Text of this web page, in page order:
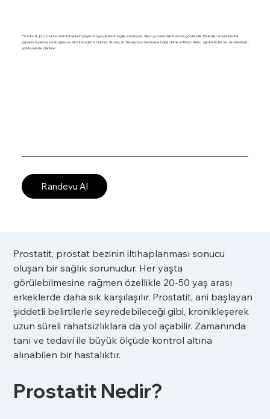
Prostatit, prostat bezinin iltihaplanmasıyla ortaya çıkan bir sağlık sorunudur. Akut ya da kronik formda görülebilir. Belirtiler arasında idrar
yaparken yanma, kasık ağrısı ve sık idrara çıkma bulunur. Tedavi, enfeksiyonun nedenine bağlı olarak antibiyotikler, ağrı kesiciler ve destekleyici
yöntemlerle planlanır.
Randevu Al
Prostatit, prostat bezinin iltihaplanması sonucu
oluşan bir sağlık sorunudur. Her yaşta
görülebilmesine rağmen özellikle 20-50 yaş arası
erkeklerde daha sık karşılaşılır. Prostatit, ani başlayan
şiddetli belirtilerle seyredebileceği gibi, kronikleşerek
uzun süreli rahatsızlıklara da yol açabilir. Zamanında
tanı ve tedavi ile büyük ölçüde kontrol altına
alınabilen bir hastalıktır.
Prostatit Nedir?